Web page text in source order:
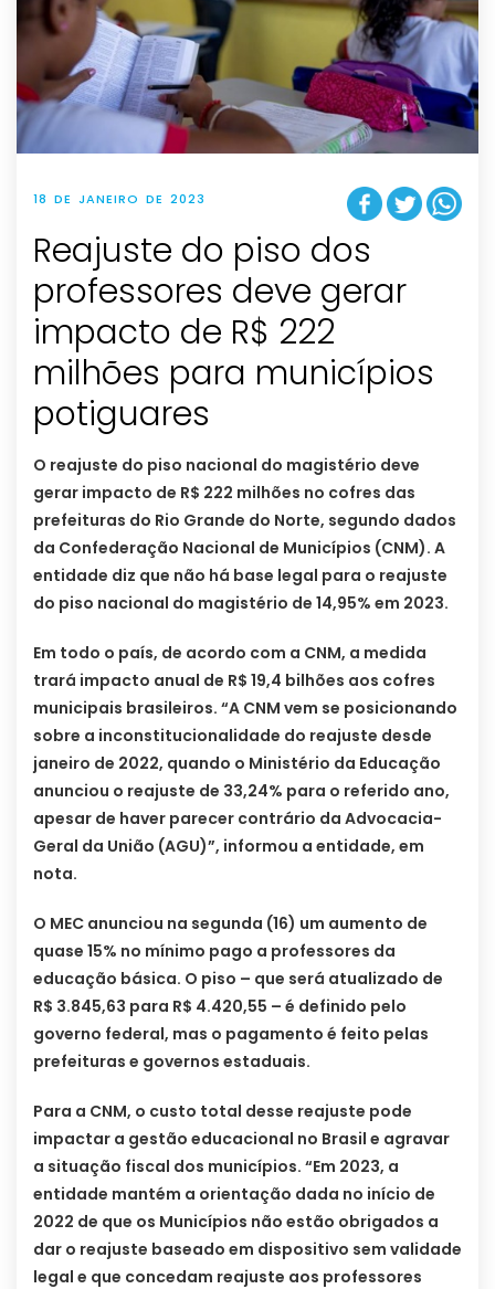
18 DE JANEIRO DE 2023
Reajuste do piso dos
professores deve gerar
impacto de R$ 222
milhões para municípios
potiguares
O reajuste do piso nacional do magistério deve
gerar impacto de R$ 222 milhões no cofres das
prefeituras do Rio Grande do Norte, segundo dados
da Confederação Nacional de Municípios (CNM). A
entidade diz que não há base legal para o reajuste
do piso nacional do magistério de 14,95% em 2023.
Em todo o país, de acordo com a CNM, a medida
trará impacto anual de R$ 19,4 bilhões aos cofres
municipais brasileiros. “A CNM vem se posicionando
sobre a inconstitucionalidade do reajuste desde
janeiro de 2022, quando o Ministério da Educação
anunciou o reajuste de 33,24% para o referido ano,
apesar de haver parecer contrário da Advocacia-
Geral da União (AGU)”, informou a entidade, em
nota.
O MEC anunciou na segunda (16) um aumento de
quase 15% no mínimo pago a professores da
educação básica. O piso – que será atualizado de
R$ 3.845,63 para R$ 4.420,55 – é definido pelo
governo federal, mas o pagamento é feito pelas
prefeituras e governos estaduais.
Para a CNM, o custo total desse reajuste pode
impactar a gestão educacional no Brasil e agravar
a situação fiscal dos municípios. “Em 2023, a
entidade mantém a orientação dada no início de
2022 de que os Municípios não estão obrigados a
dar o reajuste baseado em dispositivo sem validade
legal e que concedam reajuste aos professores